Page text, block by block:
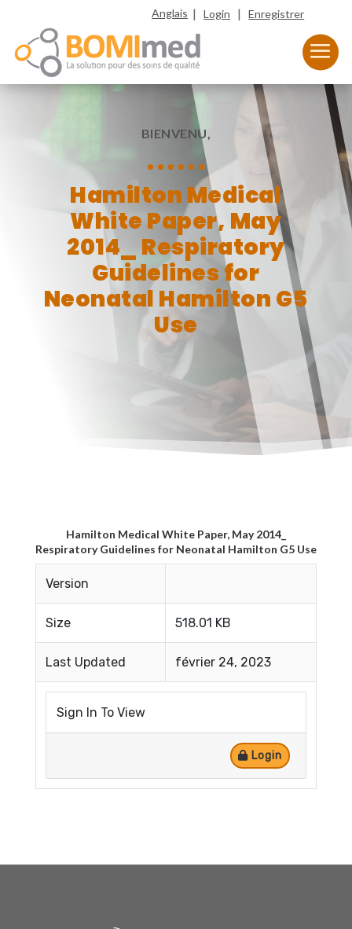
Anglais |Login |Enregistrer
BIENVENU,
Hamilton Medical
White Paper, May
2014_ Respiratory
Guidelines for
Neonatal Hamilton G5
Use
Hamilton Medical White Paper, May 2014_
Respiratory Guidelines for Neonatal Hamilton G5 Use
Version
Size 518.01 KB
Last Updated février 24, 2023
Sign In To View
Login